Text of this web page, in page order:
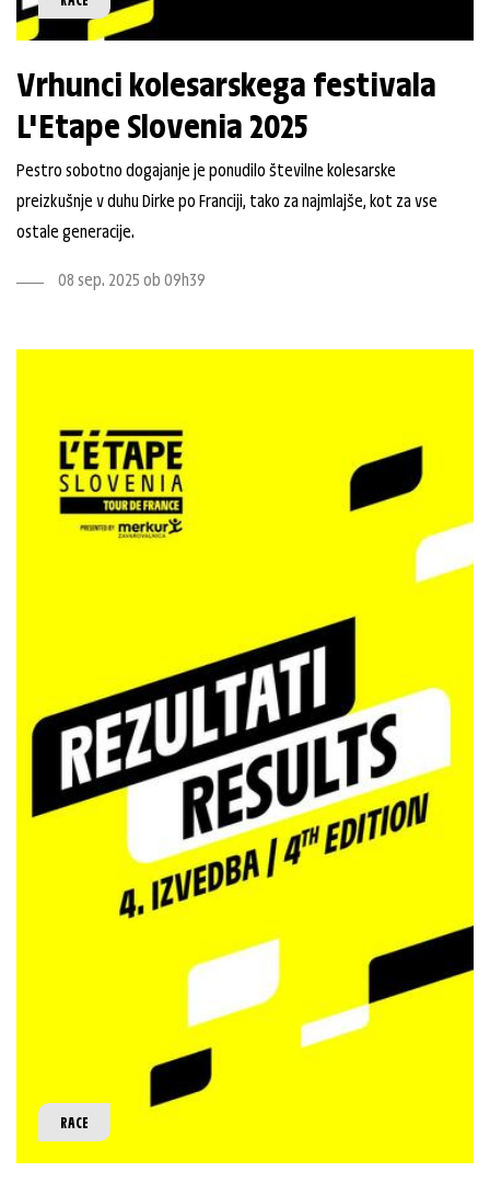
Vrhunci kolesarskega festivala
L'Etape Slovenia 2025
Pestro sobotno dogajanje je ponudilo številne kolesarske
preizkušnje v duhu Dirke po Franciji, tako za najmlajše, kot za vse
ostale generacije.
08 sep. 2025 ob 09h39
RACE